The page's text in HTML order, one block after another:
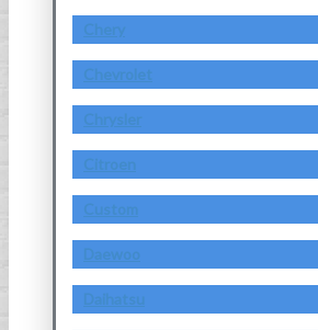
Chery
Chevrolet
Chrysler
Citroen
Custom
Daewoo
Daihatsu